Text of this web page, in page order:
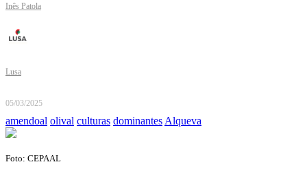
Inês Patola
Lusa
05/03/2025
amendoal olival culturas dominantesAlqueva
Foto: CEPAAL